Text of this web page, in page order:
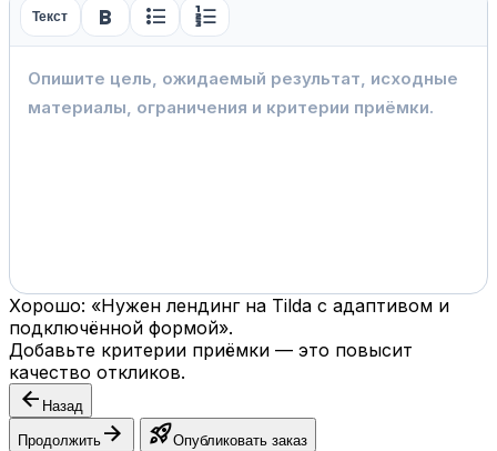
Текст format_bold format_list_bulleted format_list_numbered
Хорошо: «Нужен лендинг на Tilda с адаптивом и
подключённой формой».
Добавьте критерии приёмки — это повысит
качество откликов.
arrow_back Назад
Продолжить arrow_forward rocket_launchОпубликовать заказ